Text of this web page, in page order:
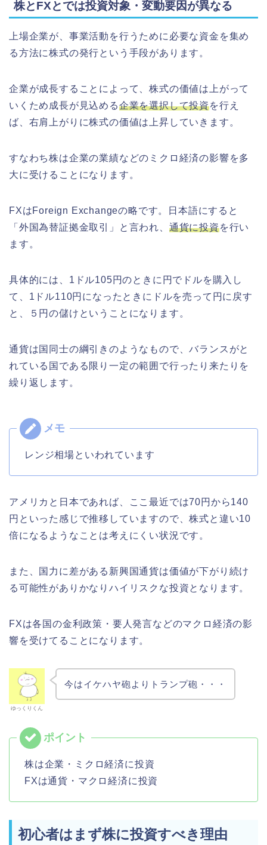
株とFXとでは投資対象・変動要因が異なる
上場企業が、事業活動を行うために必要な資金を集め
る方法に株式の発行という手段があります。
企業が成長することによって、株式の価値は上がって
いくため成長が見込める企業を選択して投資を行え
ば、右肩上がりに株式の価値は上昇していきます。
すなわち株は企業の業績などのミクロ経済の影響を多
大に受けることになります。
FXはForeign Exchangeの略です。日本語にすると
「外国為替証拠金取引」と言われ、 通貨に投資を行い
ます。
具体的には、1ドル105円のときに円でドルを購入し
て、1ドル110円になったときにドルを売って円に戻す
と、５円の儲けということになります。
通貨は国同士の綱引きのようなもので、バランスがと
れている国である限り一定の範囲で行ったり来たりを
繰り返します。
レンジ相場といわれています
アメリカと日本であれば、ここ最近では70円から140
円といった感じで推移していますので、株式と違い10
倍になるようなことは考えにくい状況です。
また、国力に差がある新興国通貨は価値が下がり続け
る可能性がありかなりハイリスクな投資となります。
FXは各国の金利政策・要人発言などのマクロ経済の影
響を受けてることになります。
ゆっくりくん
今はイケハヤ砲よりトランプ砲・・・
株は企業・ミクロ経済に投資
FXは通貨・マクロ経済に投資
初心者はまず株に投資すべき理由